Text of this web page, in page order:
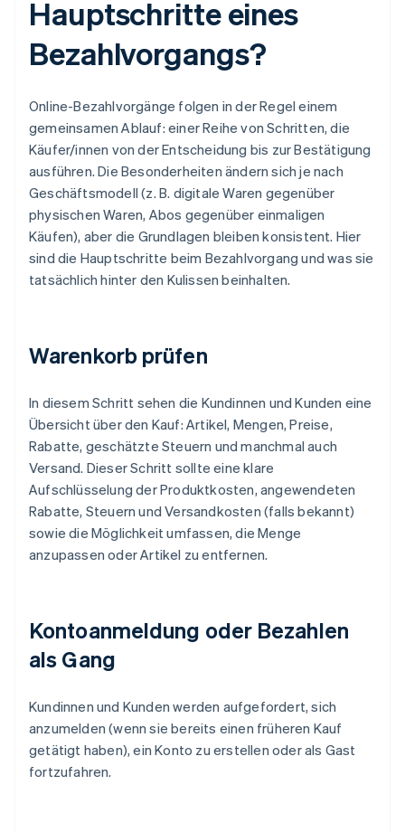
Hauptschritte eines
Bezahlvorgangs?
Online-Bezahlvorgänge folgen in der Regel einem
gemeinsamen Ablauf: einer Reihe von Schritten, die
Käufer/innen von der Entscheidung bis zur Bestätigung
ausführen. Die Besonderheiten ändern sich je nach
Geschäftsmodell (z. B. digitale Waren gegenüber
physischen Waren, Abos gegenüber einmaligen
Käufen), aber die Grundlagen bleiben konsistent. Hier
sind die Hauptschritte beim Bezahlvorgang und was sie
tatsächlich hinter den Kulissen beinhalten.
Warenkorb prüfen
In diesem Schritt sehen die Kundinnen und Kunden eine
Übersicht über den Kauf: Artikel, Mengen, Preise,
Rabatte, geschätzte Steuern und manchmal auch
Versand. Dieser Schritt sollte eine klare
Aufschlüsselung der Produktkosten, angewendeten
Rabatte, Steuern und Versandkosten (falls bekannt)
sowie die Möglichkeit umfassen, die Menge
anzupassen oder Artikel zu entfernen.
Kontoanmeldung oder Bezahlen
als Gang
Kundinnen und Kunden werden aufgefordert, sich
anzumelden (wenn sie bereits einen früheren Kauf
getätigt haben), ein Konto zu erstellen oder als Gast
fortzufahren.